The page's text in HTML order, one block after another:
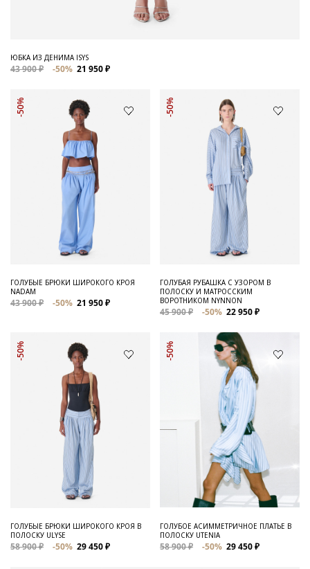
ЮБКА ИЗ ДЕНИМА ISYS
43 900 ₽ -50% 21 950 ₽
-50%
ГОЛУБЫЕ БРЮКИ ШИРОКОГО КРОЯ
NADAM
43 900 ₽ -50% 21 950 ₽
-50%
ГОЛУБАЯ РУБАШКА С УЗОРОМ В
ПОЛОСКУ И МАТРОССКИМ
ВОРОТНИКОМ NYNNON
45 900 ₽ -50% 22 950 ₽
-50%
ГОЛУБЫЕ БРЮКИ ШИРОКОГО КРОЯ В
ПОЛОСКУ ULYSE
58 900 ₽ -50% 29 450 ₽
-50%
ГОЛУБОЕ АСИММЕТРИЧНОЕ ПЛАТЬЕ В
ПОЛОСКУ UTENIA
58 900 ₽ -50% 29 450 ₽